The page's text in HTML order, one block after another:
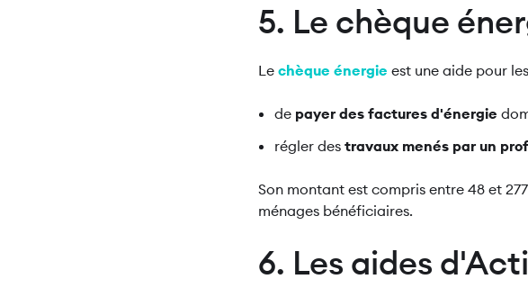
5. Le chèque
Le chèque énergie est une aide pour
de payer des factures d'énergie
régler des travaux menés par un
Son montant est compris entre 48 et
ménages bénéficiaires.
6. Les aides